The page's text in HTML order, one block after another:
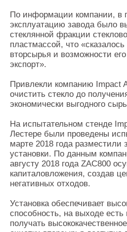
По информации компании, в
эксплуатацию завода было
стеклянной фракции
пластмассой, что
вторсырья и возможности
экспорт».
Привлекли компанию Impact
очистить стекло до
экономически выгодного
На испытательном стенде
Лестере были проведены
марте 2018 года разместили
установки. По данным
августу 2018 года ZAC800
капиталовложения, создав
негативных отходов.
Установка обеспечивает
способность, на выходе есть
получать